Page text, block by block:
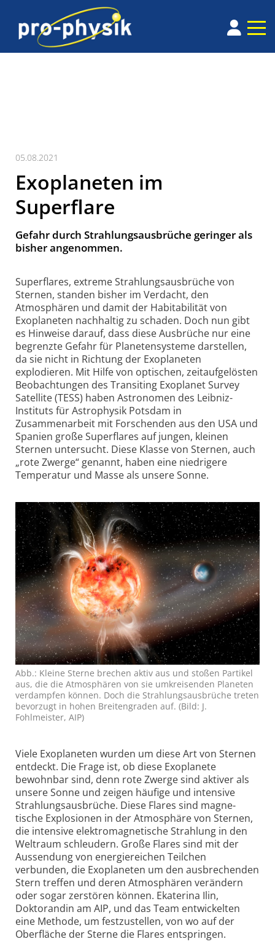
05.08.2021
Exoplaneten im
Superflare
Gefahr durch Strahlungsausbrüche geringer als
bisher angenommen.
Superflares, extreme Strahlungs­ausbrüche von
Sternen, standen bisher im Verdacht, den
Atmosphären und damit der Habitabilität von
Exoplaneten nachhaltig zu schaden. Doch nun gibt
es Hinweise darauf, dass diese Ausbrüche nur eine
begrenzte Gefahr für Planeten­systeme darstellen,
da sie nicht in Richtung der Exoplaneten
explodieren. Mit Hilfe von optischen, zeitauf­gelösten
Beobachtungen des Transiting Exoplanet Survey
Satellite (TESS) haben Astronomen des Leibniz-
Instituts für Astrophysik Potsdam in
Zusammenarbeit mit Forschenden aus den USA und
Spanien große Super­flares auf jungen, kleinen
Sternen untersucht. Diese Klasse von Sternen, auch
„rote Zwerge“ genannt, haben eine niedrigere
Temperatur und Masse als unsere Sonne.
Abb.: Kleine Sterne brechen aktiv aus und stoßen Partikel
aus, die die Atmosphären von sie umkrei­senden Planeten
verdampfen können. Doch die Strahlungs­ausbrüche treten
bevorzugt in hohen Breiten­graden auf. (Bild: J.
Fohlmeister, AIP)
Viele Exoplaneten wurden um diese Art von Sternen
entdeckt. Die Frage ist, ob diese Exoplanete
bewohnbar sind, denn rote Zwerge sind aktiver als
unsere Sonne und zeigen häufige und intensive
Strahlungs­ausbrüche. Diese Flares sind magne­
tische Explosionen in der Atmosphäre von Sternen,
die intensive elektro­magnetische Strahlung in den
Weltraum schleudern. Große Flares sind mit der
Aussendung von energiereichen Teilchen
verbunden, die Exoplaneten um den aus­brechenden
Stern treffen und deren Atmosphären verändern
oder sogar zerstören können. Ekaterina Ilin,
Doktorandin am AIP, und das Team entwickelten
eine Methode, um fest­zustellen, von wo auf der
Oberfläche der Sterne die Flares entspringen.